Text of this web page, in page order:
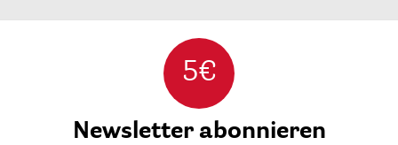
5€
Newsletter abonnieren